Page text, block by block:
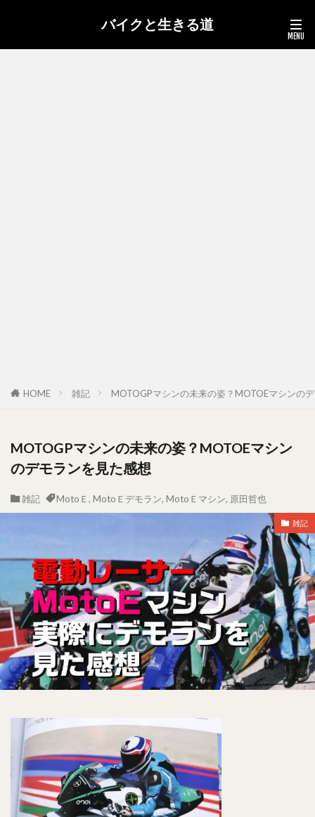
バイクと生きる道
HOME 雑記 MOTOGPマシンの未来の姿？MOTOEマシンの
MOTOGPマシンの未来の姿？MOTOEマシン
のデモランを見た感想
雑記 MotoＥ, MotoＥデモラン, MotoＥマシン, 原田哲也
雑記